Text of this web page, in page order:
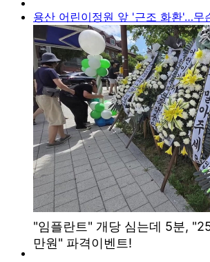
용산 어린이정원 앞 '근조 화환'…무